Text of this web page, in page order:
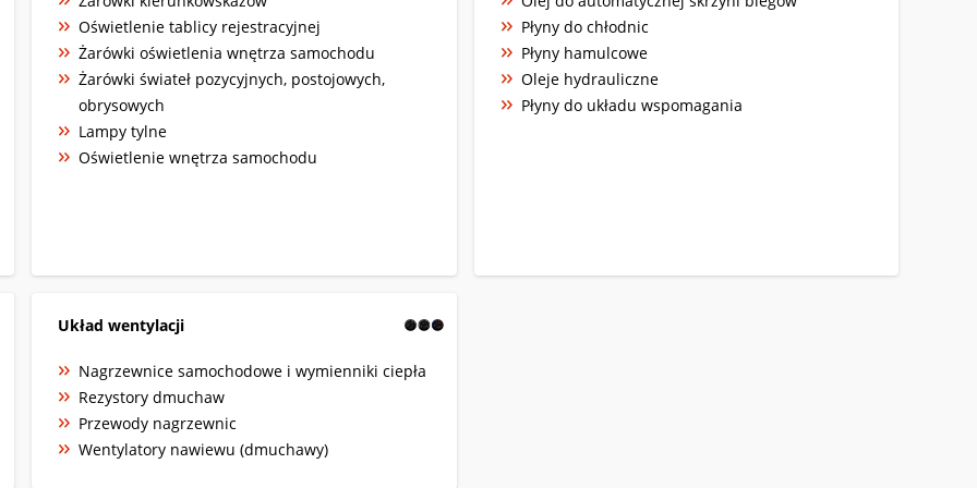
Oświetlenie tablicy rejestracyjnej
Żarówki oświetlenia wnętrza samochodu
Żarówki świateł pozycyjnych, postojowych,
obrysowych
Lampy tylne
Oświetlenie wnętrza samochodu
Płyny do chłodnic
Płyny hamulcowe
Oleje hydrauliczne
Płyny do układu wspomagania
Układ wentylacji
Nagrzewnice samochodowe i wymienniki ciepła
Rezystory dmuchaw
Przewody nagrzewnic
Wentylatory nawiewu (dmuchawy)